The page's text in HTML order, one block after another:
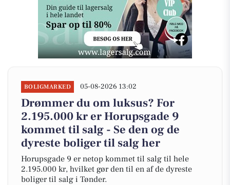
BOLIGMARKED 05-08-2026 13:02
Drømmer du om luksus? For
2.195.000 kr er Horupsgade 9
kommet til salg - Se den og de
dyreste boliger til salg her
Horupsgade 9 er netop kommet til salg til hele
2.195.000 kr, hvilket gør den til en af de dyreste
boliger til salg i Tønder.